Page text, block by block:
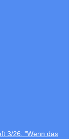
3/26: "Wenn das